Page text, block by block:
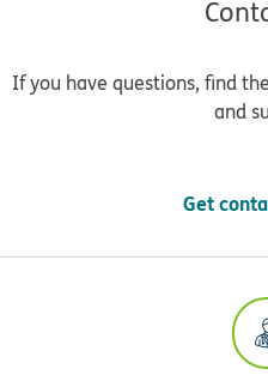
If you have questions, find
and
Get